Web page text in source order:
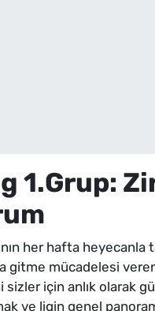
1.Grup:
her hafta heyecanla
gitme mücadelesi
için anlık olarak
ve ligin genel